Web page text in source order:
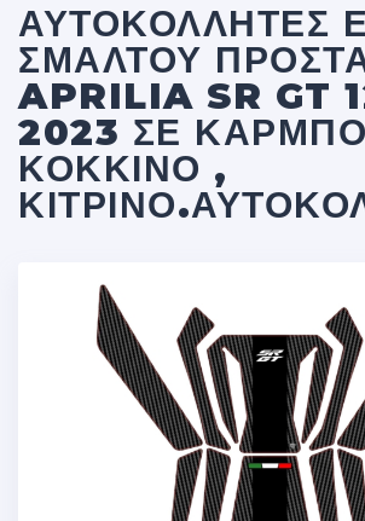
ΑΥΤΟΚΌΛΛΗΤΕΣ
ΣΜΆΛΤΟΥ
APRILIA SR GT
2023 ΣΕ
ΚΌΚΚΙΝΟ ,